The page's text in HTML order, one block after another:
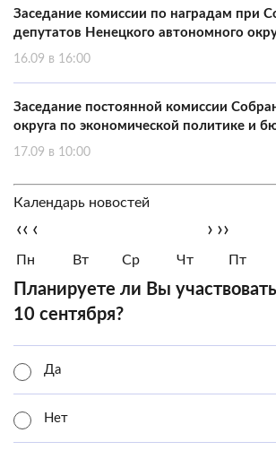
Заседание комиссии по наградам при
депутатов Ненецкого автономного
16.09 в 16:00
Заседание постоянной комиссии
округа по экономической политике и
17.09 в 10:00
Календарь новостей
‹‹ ‹ › ››
Пн Вт Ср Чт Пт
Планируете ли Вы
10 сентября?
Да
Нет